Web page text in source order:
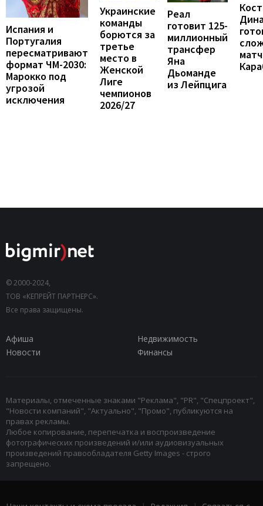
Испания и
Португалия
пересматривают
формат ЧМ-2030:
Марокко под
угрозой
исключения
Украинские
команды
борются за
третье
место в
Женской
Лиге
чемпионов
2026/27
Реал
готовит 125-
миллионный
трансфер
Яна
Дьоманде
из Лейпцига
© 2000-2024,
ТОВ «КЕПРЕЙТ ПАРТНЕРС».
Все права защищены.
Афиша
Недвижимость
Новости
Финансы
Материалы, отмеченные знаками "Реклама", "PR", "Спецпроект",
"Новости компаний", "Актуально", "Промо", публикуются на
правах рекламы.
Любое копирование, перепечатка и воспроизведение
фотографических произведений и/или аудиовизуальных
произведений правообладателя Getty Images - строго
запрещено.